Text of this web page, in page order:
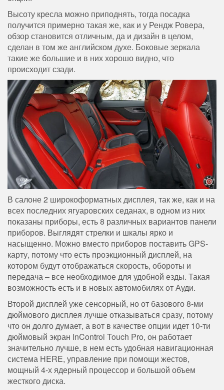
Высоту кресла можно приподнять, тогда посадка
получится примерно такая же, как и у Рендж Ровера,
обзор становится отличным, да и дизайн в целом,
сделан в том же английском духе. Боковые зеркала
такие же большие и в них хорошо видно, что
происходит сзади.
В салоне 2 широкоформатных дисплея, так же, как и на
всех последних ягуаровских седанах, в одном из них
показаны приборы, есть 8 различных вариантов панели
приборов. Выглядят стрелки и шкалы ярко и
насыщенно. Можно вместо приборов поставить GPS-
карту, потому что есть проэкционный дисплей, на
котором будут отображаться скорость, обороты и
передача – все необходимое для удобной езды. Такая
возможность есть и в новых автомобилях от Ауди.
Второй дисплей уже сенсорный, но от базового 8-ми
дюймового дисплея лучше отказываться сразу, потому
что он долго думает, а вот в качестве опции идет 10-ти
дюймовый экран InControl Touch Pro, он работает
значительно лучше, в нем есть удобная навигационная
система HERE, управление при помощи жестов,
мощный 4-х ядерный процессор и большой объем
жесткого диска.